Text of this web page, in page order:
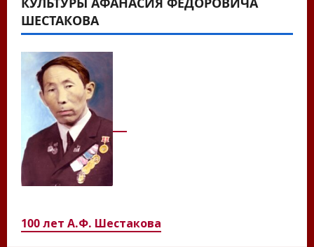
ШЕСТАКОВА
100 лет А.Ф. Шестакова